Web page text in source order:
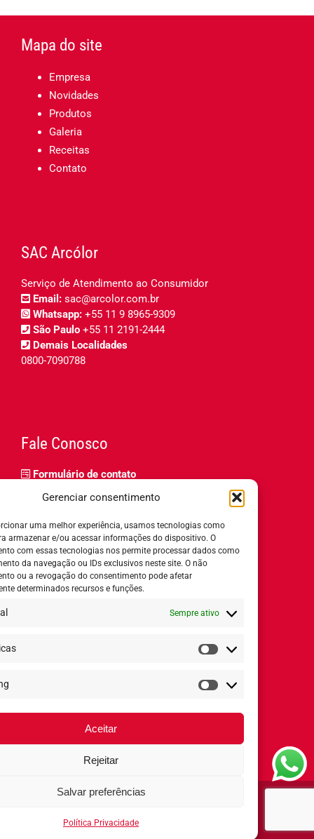
Gerenciar consentimento
uma melhor experiência, usamos tecnologias como
armazenar e/ou acessar informações do dispositivo. O
com essas tecnologias nos permite processar dados como
da navegação ou IDs exclusivos neste site. O não
ou a revogação do consentimento pode afetar
determinados recursos e funções.
Sempre ativo
Estatísticas
Marketing
Aceitar
Rejeitar
Salvar preferências
Política Privacidade
Mapa do site
Empresa
Novidades
Produtos
Galeria
Receitas
Contato
SAC Arcólor
Serviço de Atendimento ao Consumidor
Email: sac@arcolor.com.br
Whatsapp: +55 11 9 8965-9309
São Paulo +55 11 2191-2444
Demais Localidades
0800-7090788
Fale Conosco
Formulário de contato
Relatório de igualdade salarial
Horário de Atendimento:
8h ás 18h
Arcólor 2020 - Todos os direitos reservados ®